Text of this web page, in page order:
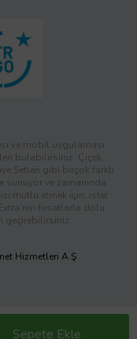
Sepete Ekle
ve mobil uygulaması
bulabilirsiniz. Çiçek,
Setleri gibi birçok farklı
sunuyor ve zamanında
mutlu etmek için, ister
fırsatlarla dolu
geçirebilirsiniz.
Hizmetleri A.Ş